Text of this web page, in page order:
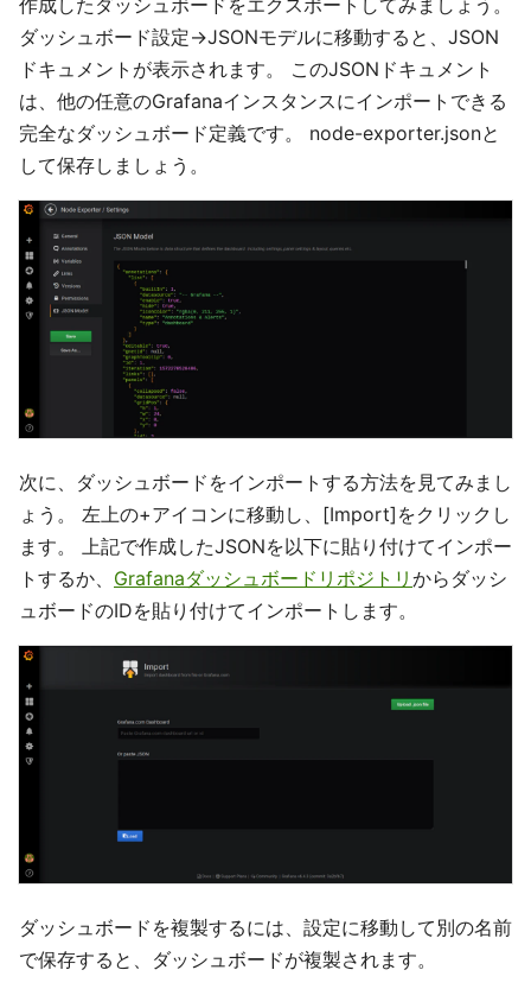
作成したダッシュボードをエクスポートしてみましょう。
ダッシュボード設定→JSONモデルに移動すると、JSON
ドキュメントが表示されます。 このJSONドキュメント
は、他の任意のGrafanaインスタンスにインポートできる
完全なダッシュボード定義です。 node-exporter.jsonと
して保存しましょう。
次に、ダッシュボードをインポートする方法を見てみまし
ょう。 左上の+アイコンに移動し、[Import]をクリックし
ます。 上記で作成したJSONを以下に貼り付けてインポー
トするか、 Grafanaダッシュボードリポジトリ からダッシ
ュボードのIDを貼り付けてインポートします。
ダッシュボードを複製するには、設定に移動して別の名前
で保存すると、ダッシュボードが複製されます。